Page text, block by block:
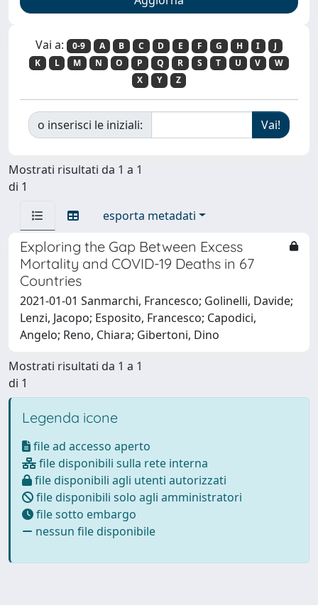
Vai a: 0-9 A B C D E F G H I
J
K
L M N O P Q R S T U V
W
X
Y Z
o inserisci le iniziali:
Mostrati risultati da 1 a 1
di 1
esporta metadati
Exploring the Gap Between Excess
Mortality and COVID-19 Deaths in 67
Countries
2021-01-01 Sanmarchi, Francesco; Golinelli, Davide;
Lenzi, Jacopo; Esposito, Francesco; Capodici,
Angelo; Reno, Chiara; Gibertoni, Dino
Mostrati risultati da 1 a 1
di 1
Legenda icone
file ad accesso aperto
file disponibili sulla rete interna
file disponibili agli utenti autorizzati
file disponibili solo agli amministratori
file sotto embargo
nessun file disponibile